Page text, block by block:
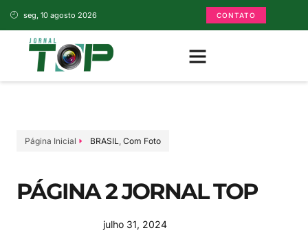
seg, 10 agosto 2026 CONTATO
Página Inicial BRASIL, Com Foto
PÁGINA 2 JORNAL TOP
julho 31, 2024